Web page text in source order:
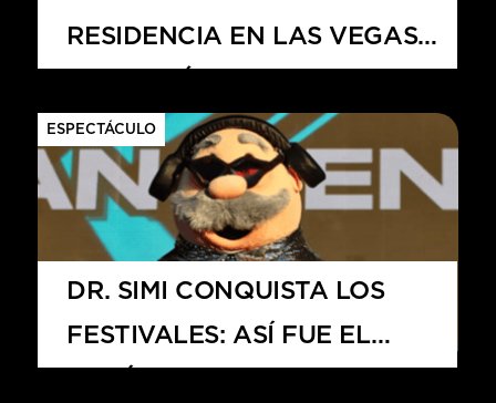
RESIDENCIA EN LAS VEGAS
ESPECTÁCULO
DR. SIMI CONQUISTA LOS
FESTIVALES: ASÍ FUE EL